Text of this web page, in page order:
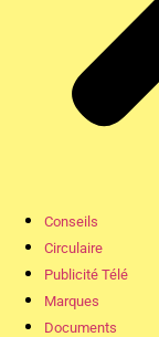
Conseils
Circulaire
Publicité Télé
Marques
Documents